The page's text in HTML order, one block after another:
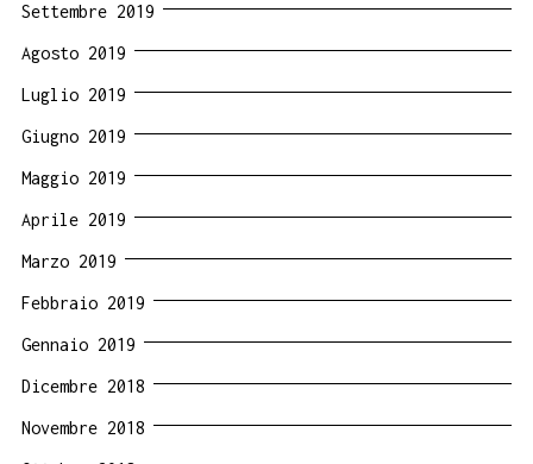
Settembre 2019
Agosto 2019
Luglio 2019
Giugno 2019
Maggio 2019
Aprile 2019
Marzo 2019
Febbraio 2019
Gennaio 2019
Dicembre 2018
Novembre 2018